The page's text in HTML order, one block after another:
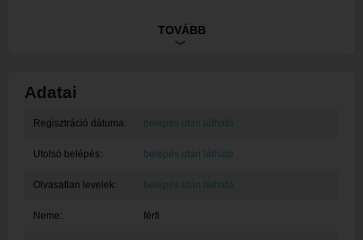
Ez egy rendszerüzenet, tagunk egyelőre nem töltötte ki a
TOVÁBB
Adatai
Regisztráció dátuma: belépés után látható
Utolsó belépés: belépés után látható
Olvasatlan levelek: belépés után látható
Neme: férfi